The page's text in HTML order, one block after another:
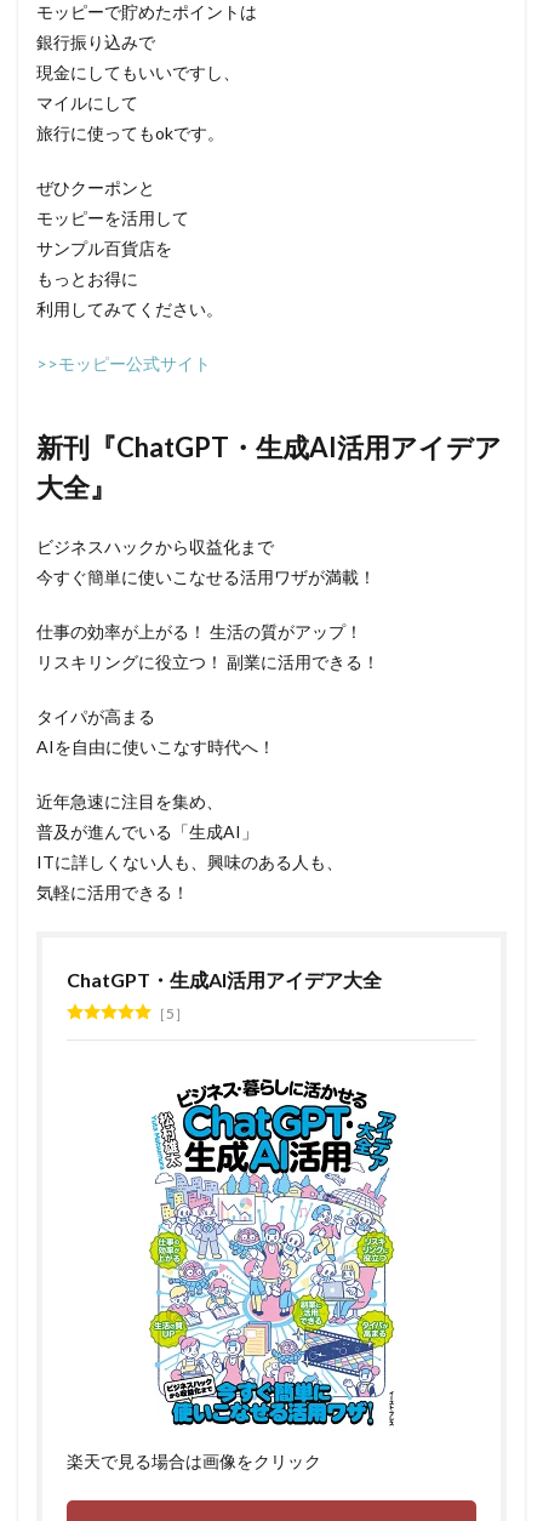
モッピーで貯めたポイントは
銀行振り込みで
現金にしてもいいですし、
マイルにして
旅行に使ってもokです。
ぜひクーポンと
モッピーを活用して
サンプル百貨店を
もっとお得に
利用してみてください。
>>モッピー公式サイト
新刊『ChatGPT・生成AI活用アイデア
大全』
ビジネスハックから収益化まで
今すぐ簡単に使いこなせる活用ワザが満載！
仕事の効率が上がる！ 生活の質がアップ！
リスキリングに役立つ！ 副業に活用できる！
タイパが高まる
AIを自由に使いこなす時代へ！
近年急速に注目を集め、
普及が進んでいる「生成AI」
ITに詳しくない人も、興味のある人も、
気軽に活用できる！
ChatGPT・生成AI活用アイデア大全
5
楽天で見る場合は画像をクリック